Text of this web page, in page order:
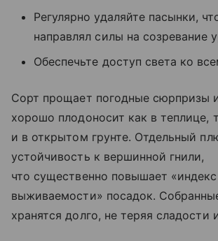
Регулярно удаляйте пасынки,
направлял силы на созревание
Обеспечьте доступ света ко
Сорт прощает погодные сюрпризы
хорошо плодоносит как в теплице,
и в открытом грунте. Отдельный
устойчивость к вершинной гнили,
что существенно повышает «индекс
выживаемости» посадок.
хранятся долго, не теряя сладости